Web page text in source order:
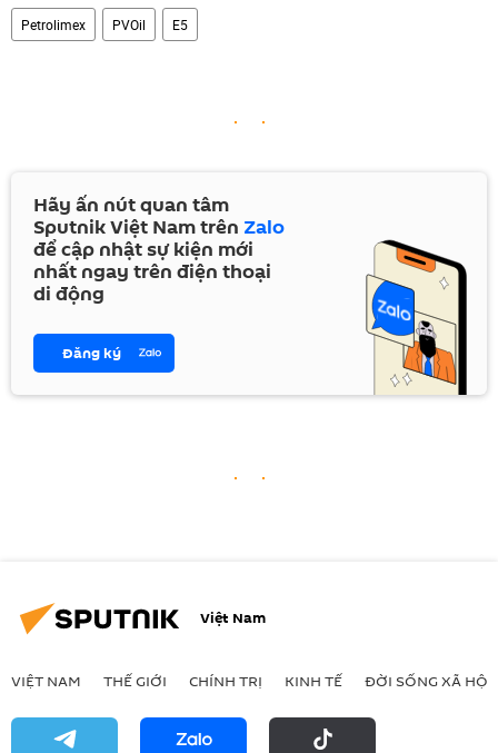
Petrolimex PVOil E5
Hãy ấn nút quan tâm
Sputnik Việt Nam trên Zalo
để cập nhật sự kiện mới
nhất ngay trên điện thoại
di động
Đăng ký
Việt Nam
VIỆT NAM THẾ GIỚI CHÍNH TRỊ KINH TẾ ĐỜI SỐNG XÃ HỘI